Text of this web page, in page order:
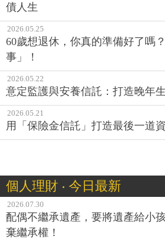
債人生
2026.05.25
60歲想退休，你真的準備好了嗎
事」！
2026.05.22
意定監護與安養信託：打造晚年
2026.05.21
用「保險金信託」打造最後一道
個人理財 ‧ 今日最新
2026.07.30
配偶不繼承遺產，要將遺產給小
棄繼承權！